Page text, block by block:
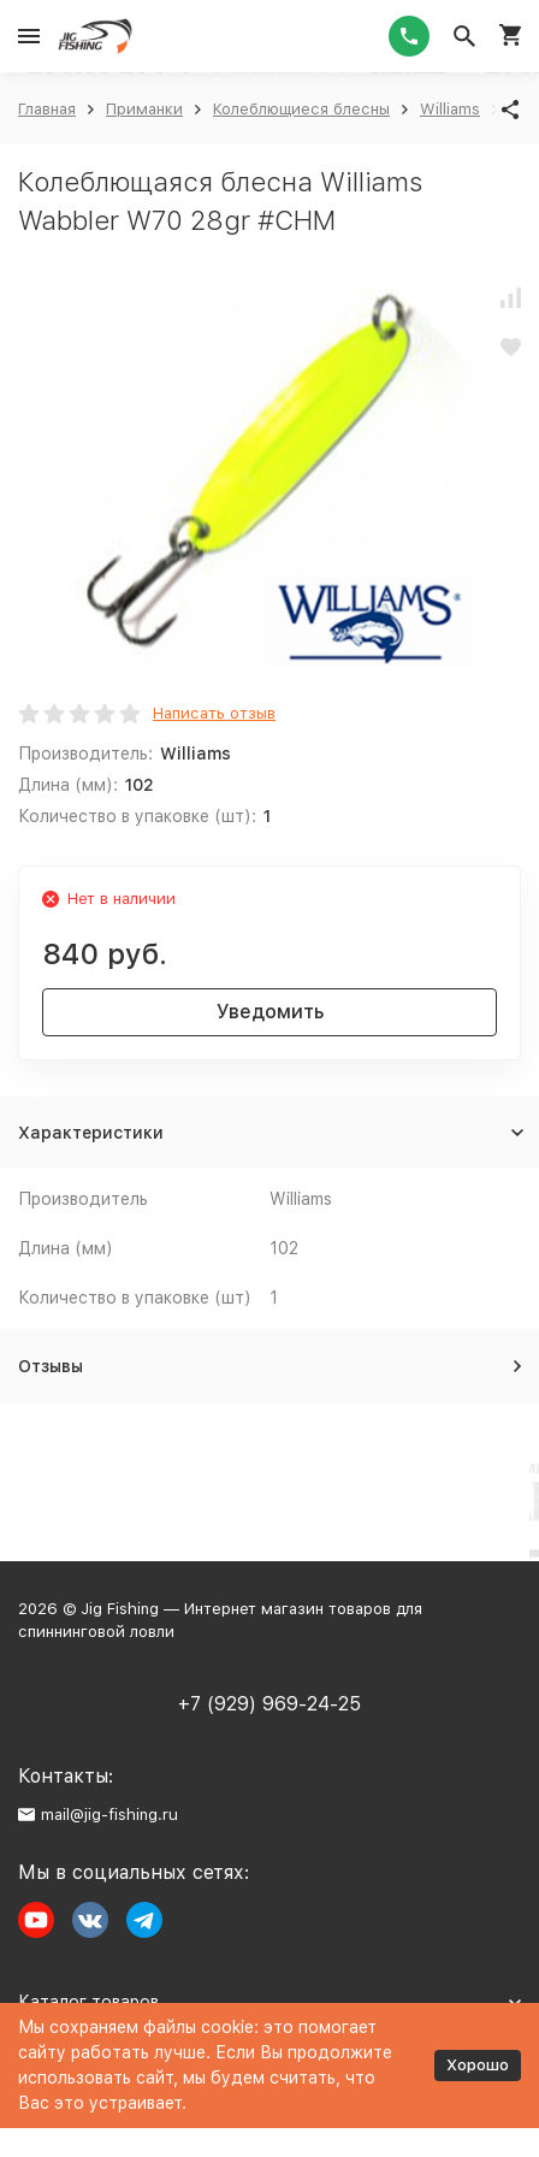
Главная Приманки Колеблющиеся блесны Williams
Колеблющаяся блесна Williams
Wabbler W70 28gr #CHM
Написать отзыв
Производитель: Williams
Длина (мм): 102
Количество в упаковке (шт): 1
Нет в наличии
840 руб.
Уведомить
Характеристики
Производитель Williams
Длина (мм) 102
Количество в упаковке (шт) 1
Отзывы
2026 © Jig Fishing — Интернет магазин товаров для
спиннинговой ловли
+7 (929) 969-24-25
Контакты:
mail@jig-fishing.ru
Мы в социальных сетях:
Каталог товаров
Информация
Политика персональных данных
Мы сохраняем файлы cookie: это помогает
сайту работать лучше. Если Вы продолжите
использовать сайт, мы будем считать, что
Вас это устраивает.
Хорошо